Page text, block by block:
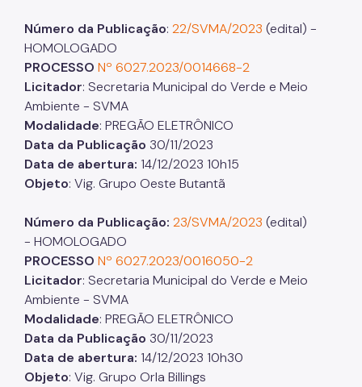
Número da Publicação: 22/SVMA/2023 (edital) -
HOMOLOGADO
PROCESSO Nº 6027.2023/0014668-2
Licitador: Secretaria Municipal do Verde e Meio
Ambiente - SVMA
Modalidade: PREGÃO ELETRÔNICO
Data da Publicação 30/11/2023
Data de abertura: 14/12/2023 10h15
Objeto: Vig. Grupo Oeste Butantã
Número da Publicação: 23/SVMA/2023 (edital)
- HOMOLOGADO
PROCESSO Nº 6027.2023/0016050-2
Licitador: Secretaria Municipal do Verde e Meio
Ambiente - SVMA
Modalidade: PREGÃO ELETRÔNICO
Data da Publicação 30/11/2023
Data de abertura: 14/12/2023 10h30
Objeto: Vig. Grupo Orla Billings